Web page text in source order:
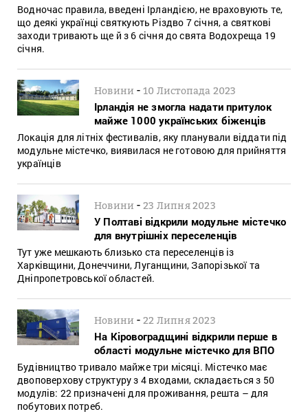
Водночас правила, введені Ірландією, не враховують те,
що деякі українці святкують Різдво 7 січня, а святкові
заходи тривають ще й з 6 січня до свята Водохреща 19
січня.
Новини -10 Листопада 2023
Ірландія не змогла надати притулок
майже 1000 українських біженців
Локація для літніх фестивалів, яку планували віддати під
модульне містечко, виявилася не готовою для прийняття
українців
Новини -23 Липня 2023
У Полтаві відкрили модульне містечко
для внутрішніх переселенців
Тут уже мешкають близько ста переселенців із
Харківщини, Донеччини, Луганщини, Запорізької та
Дніпропетровської областей.
Новини -22 Липня 2023
На Кіровоградщині відкрили перше в
області модульне містечко для ВПО
Будівництво тривало майже три місяці. Містечко має
двоповерхову структуру з 4 входами, складається з 50
модулів: 22 призначені для проживання, решта – для
побутових потреб.